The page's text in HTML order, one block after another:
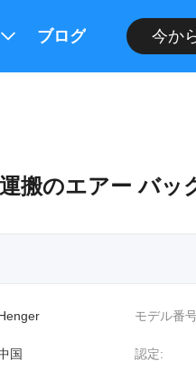
ブログ 今か
搬のエアー バッ
モデル番
国 認定: